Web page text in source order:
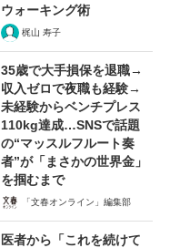
ウォーキング術
梶山 寿子
35歳で大手損保を退職→
収入ゼロで夜職も経験→
未経験からベンチプレス
110kg達成…SNSで話題
の“マッスルフルート奏
者”が「まさかの世界金」
を掴むまで
「文春オンライン」編集部
医者から「これを続けて